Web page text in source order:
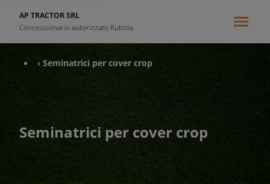
AP TRACTOR SRL
Concessionario autorizzato Kubota
‹ Seminatrici per cover crop
Seminatrici per cover crop